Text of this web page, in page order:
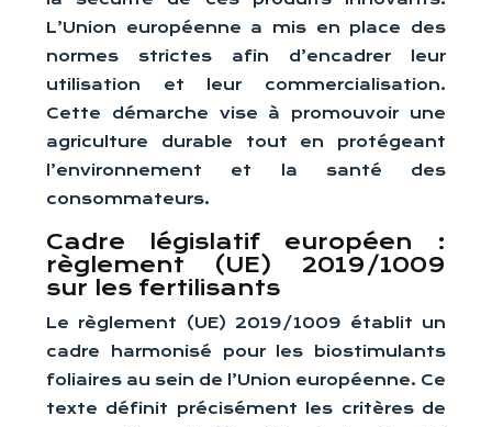
L’Union européenne a mis en place des
normes strictes afin d’encadrer leur
utilisation et leur commercialisation.
Cette démarche vise à promouvoir une
agriculture durable tout en protégeant
l’environnement et la santé des
consommateurs.
Cadre législatif européen :
règlement (UE) 2019/1009
sur les fertilisants
Le règlement (UE) 2019/1009 établit un
cadre harmonisé pour les biostimulants
foliaires au sein de l’Union européenne. Ce
texte définit précisément les critères de